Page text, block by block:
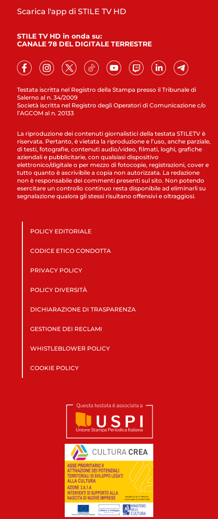
Testata iscritta nel Registro della Stampa presso il Tribunale di
Salerno al n. 34/2009
Società iscritta nel Registro degli Operatori di Comunicazione c/o
l’AGCOM al n. 20133
Scarica l'app di STILE TV HD
STILE TV HD in onda su:
CANALE 78 DEL DIGITALE TERRESTRE
La riproduzione dei contenuti giornalistici della testata STILETV è
riservata. Pertanto, è vietata la riproduzione e l’uso, anche parziale,
di testi, fotografie, contenuti audio/video, filmati, loghi, grafiche
aziendali e pubblicitarie, con qualsiasi dispositivo
elettronico/digitale o per mezzo di fotocopie, registrazioni, cover e
tutto quanto è ascrivibile a copia non autorizzata. La redazione
non è responsabile dei commenti presenti sul sito. Non potendo
esercitare un controllo continuo resta disponibile ad eliminarli su
segnalazione qualora gli stessi risultano offensivi e oltraggiosi.
POLICY EDITORIALE
CODICE ETICO CONDOTTA
PRIVACY POLICY
POLICY DIVERSITÀ
DICHIARAZIONE DI TRASPARENZA
GESTIONE DEI RECLAMI
WHISTLEBLOWER POLICY
COOKIE POLICY